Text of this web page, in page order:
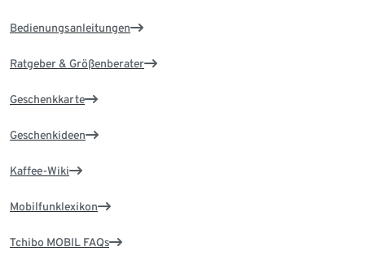
Bedienungsanleitungen
Ratgeber & Größenberater
Geschenkkarte
Geschenkideen
Kaffee-Wiki
Mobilfunklexikon
Tchibo MOBIL FAQs